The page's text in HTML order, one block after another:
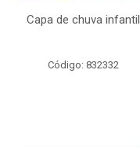
Capa de chuva infantil
Código: 832332